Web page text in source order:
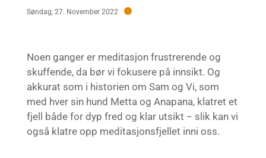
Søndag, 27. November 2022
Noen ganger er meditasjon frustrerende og
skuffende, da bør vi fokusere på innsikt. Og
akkurat som i historien om Sam og Vi, som
med hver sin hund Metta og Anapana, klatret et
fjell både for dyp fred og klar utsikt − slik kan vi
også klatre opp meditasjonsfjellet inni oss.